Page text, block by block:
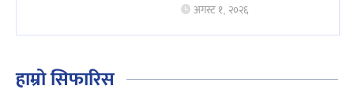
अगस्ट १, २०२६
हाम्रो सिफारिस